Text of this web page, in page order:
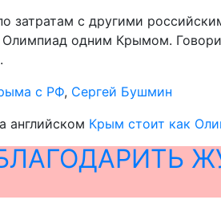
затратам с другими
одним Крымом.
с РФ, Сергей Бушмин
английском Крым стоит как